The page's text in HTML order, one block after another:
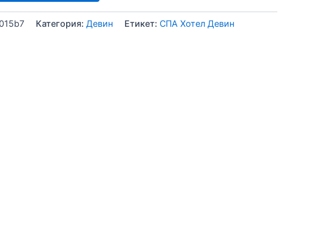
Категория: Девин Етикет: СПА Хотел Девин